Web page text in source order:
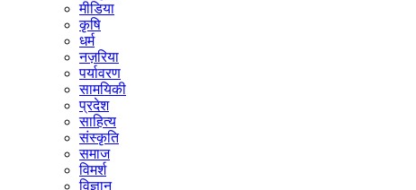
मीडिया
कृषि
धर्म
नज़रिया
पर्यावरण
सामयिकी
प्रदेश
साहित्य
संस्कृति
समाज
विमर्श
विज्ञान